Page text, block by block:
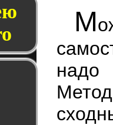
М
надо